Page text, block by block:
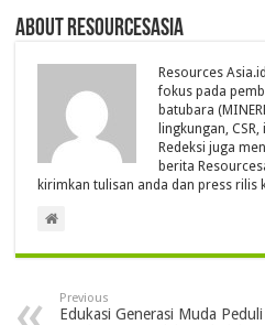
About Resourcesasia
Resources
fokus pada
batubara
lingkungan,
Redeksi juga
berita
kirimkan tulisan anda dan press
Previous
Edukasi Generasi Muda Peduli